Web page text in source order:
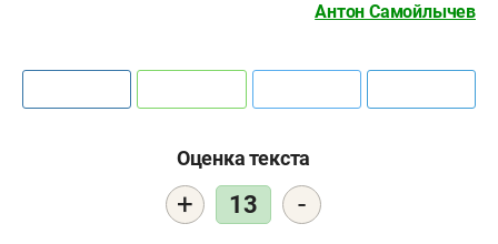
Антон Самойлычев
Оценка текста
+ 13 -